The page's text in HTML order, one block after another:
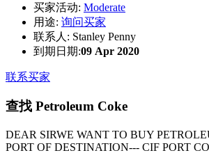
买家活动: Moderate
用途: 询问买家
联系人: Stanley Penny
到期日期:09 Apr 2020
联系买家
查找 Petroleum Coke
DEAR SIRWE WANT TO BUY
PORT OF DESTINATION--- CIF PORT